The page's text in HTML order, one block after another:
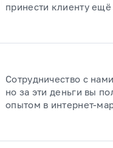
принести клиенту
Сотрудничество с
но за эти деньги вы
опытом в интернет-